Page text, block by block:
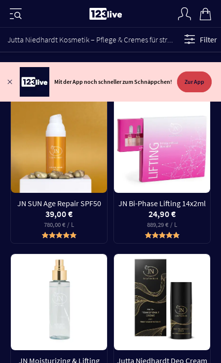
Jutta Niedhardt Kosmetik – Pflege & Cremes für strahlende Haut Filter
Mit der App noch schneller zum Schnäppchen! Zur App
JN SUN Age Repair SPF50
39,00 €
780,00 € / L
JN Bi-Phase Lifting 14x2ml
24,90 €
889,29 € / L
JN Moisturizing & Lifting
Jutta Niedhardt Deo Cream